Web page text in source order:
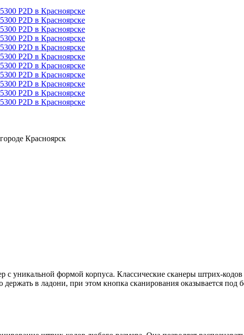
Красноярск
уникальной формой корпуса. Классические сканеры штрих-
в ладони, при этом кнопка сканирования оказывается под